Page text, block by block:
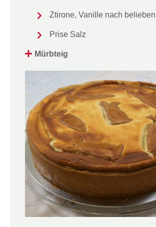
Ztirone, Vanille nach belieben
Prise Salz
Mürbteig